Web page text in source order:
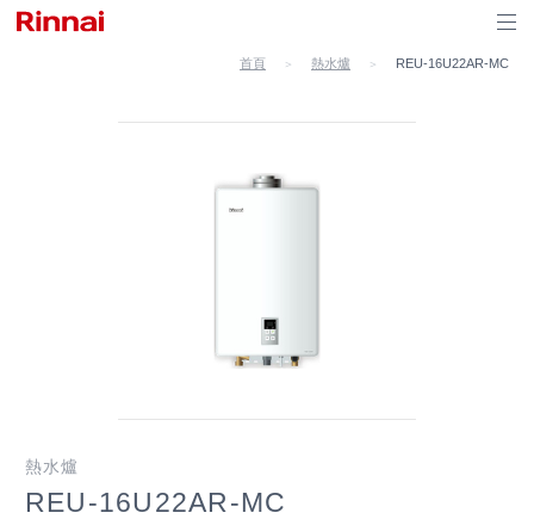
首頁 ＞ 熱水爐 ＞ REU-16U22AR-MC
熱水爐
REU-16U22AR-MC